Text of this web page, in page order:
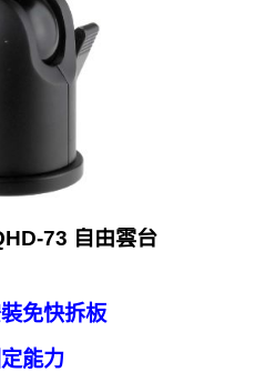
73 自由雲台
免快拆板
能力